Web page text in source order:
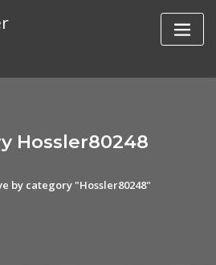
Hossler80248
by category "Hossler80248"